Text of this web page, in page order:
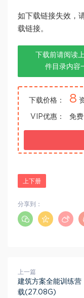
如下载链接失效，
载链接。
下载前请阅读
件目录内容
下载价格： 8
VIP优惠： 免费
上下册
分享到：
上一篇
建筑方案全能训练营
载(27.08G)